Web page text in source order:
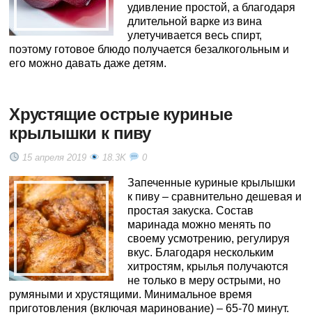
удивление простой, а благодаря
длительной варке из вина
улетучивается весь спирт,
поэтому готовое блюдо получается безалкогольным и
его можно давать даже детям.
Хрустящие острые куриные
крылышки к пиву
15 апреля 2019 18.3K 0
Запеченные куриные крылышки
к пиву – сравнительно дешевая и
простая закуска. Состав
маринада можно менять по
своему усмотрению, регулируя
вкус. Благодаря нескольким
хитростям, крылья получаются
не только в меру острыми, но
румяными и хрустящими. Минимальное время
приготовления (включая маринование) – 65-70 минут.